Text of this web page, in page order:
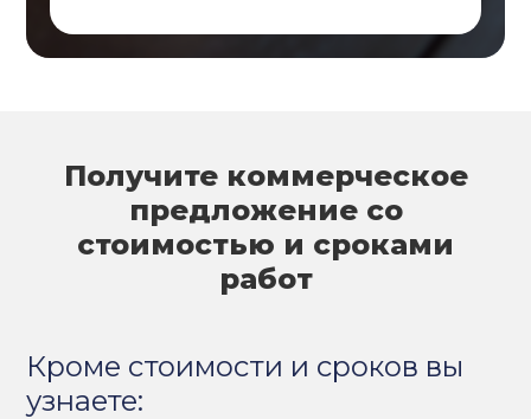
Получите коммерческое
предложение со
стоимостью и сроками
работ
Кроме стоимости и сроков вы
узнаете: